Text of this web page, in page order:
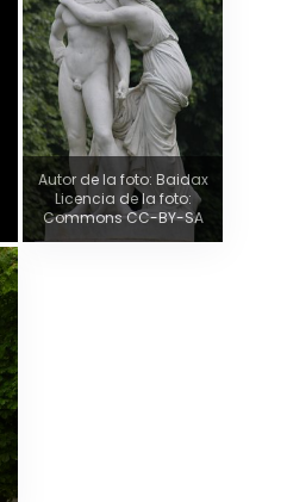
Autor de la foto: Baidax
Licencia de la foto:
Commons CC-BY-SA